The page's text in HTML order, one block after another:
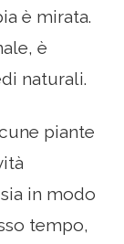
è mirata.
è
naturali.
piante
in modo
tempo,